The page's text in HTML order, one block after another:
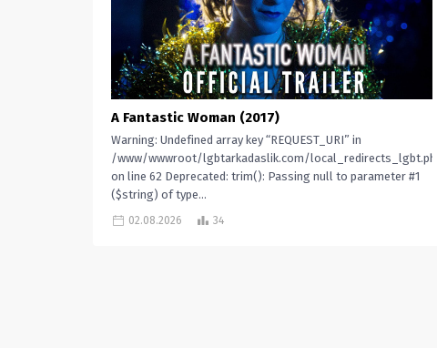
A Fantastic Woman (2017)
Warning: Undefined array key “REQUEST_URI” in
/www/wwwroot/lgbtarkadaslik.com/local_redirects_lgbt.php
on line 62 Deprecated: trim(): Passing null to parameter #1
($string) of type...
02.08.2026 34